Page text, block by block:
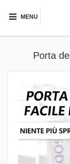
MENU
Porta